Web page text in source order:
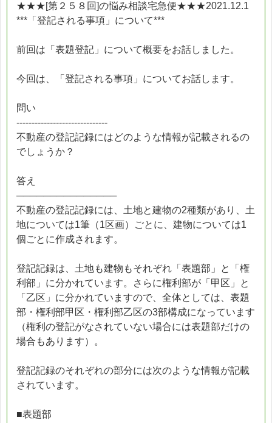
★★★[第２５８回]の悩み相談宅急便★★★2021.12.1
***「登記される事項」について***
前回は「表題登記」について概要をお話しました。
今回は、「登記される事項」についてお話します。
問い
------------------------------
不動産の登記記録にはどのような情報が記載されるの
でしょうか？
答え
───────────────
不動産の登記記録には、土地と建物の2種類があり、土
地については1筆（1区画）ごとに、建物については1
個ごとに作成されます。
登記記録は、土地も建物もそれぞれ「表題部」と「権
利部」に分かれています。さらに権利部が「甲区」と
「乙区」に分かれていますので、全体としては、表題
部・権利部甲区・権利部乙区の3部構成になっています
（権利の登記がなされていない場合には表題部だけの
場合もあります）。
登記記録のそれぞれの部分には次のような情報が記載
されています。
■表題部